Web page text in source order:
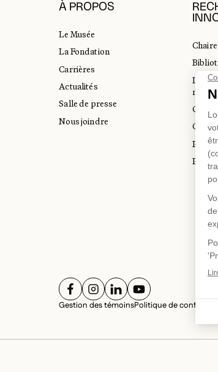
À PROPOS
Le Musée
La Fondation
Carrières
Actualités
Salle de presse
Nous joindre
Guide
Prix
Prix
SUIVEZ-NOUS SUR
SUIVEZ-NOUS SUR
SUIVEZ-NOUS SUR
SUIVEZ-NOUS
Gestion des témoinsPolitique de